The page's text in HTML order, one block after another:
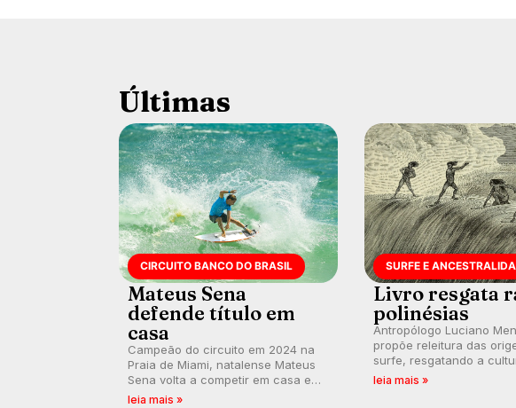
Últimas
CIRCUITO BANCO DO BRASIL
Mateus Sena
defende título em
casa
Campeão do circuito em 2024 na
Praia de Miami, natalense Mateus
Sena volta a competir em casa em
busca de manter a hegemonia
leia mais »
SURFE E
Livro resgata
polinésias
Antropólogo Luciano
propõe releitura das
surfe, resgatando a
polinésia e questionando
leia mais »